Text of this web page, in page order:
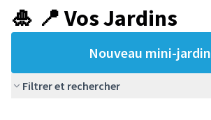
🎍 📍 Vos Jardins
Nouveau mini-jardin
Filtrer et rechercher